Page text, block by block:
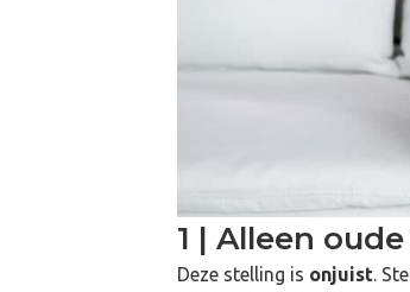
1 | Alleen
Deze stelling is onjuist.